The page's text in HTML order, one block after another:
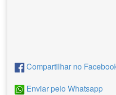
Compartilhar no
Enviar pelo Whatsapp